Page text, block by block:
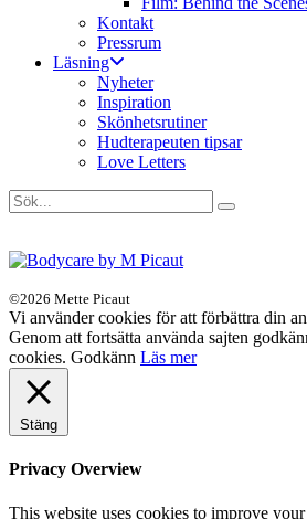
Kontakt
Pressrum
Läsning
Nyheter
Inspiration
Skönhetsrutiner
Hudterapeuten tipsar
Love Letters
©2026 Mette Picaut
Vi använder cookies för att förbättra din
Genom att fortsätta använda sajten
cookies. Godkänn Läs mer
Stäng
Privacy Overview
This website uses cookies to improve